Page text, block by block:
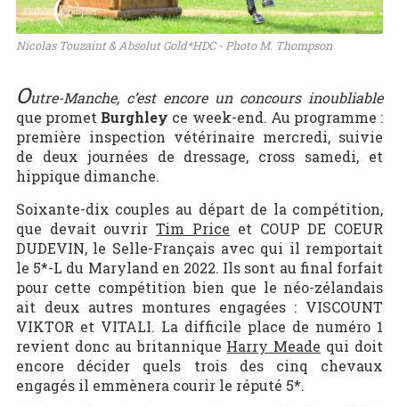
Nicolas Touzaint & Absolut Gold*HDC - Photo M. Thompson
Outre-Manche, c’est encore un concours inoubliable
que promet Burghley ce week-end. Au programme :
première inspection vétérinaire mercredi, suivie
de deux journées de dressage, cross samedi, et
hippique dimanche.
Soixante-dix couples au départ de la compétition,
que devait ouvrirTim Price et COUP DE COEUR
DUDEVIN, le Selle-Français avec qui il remportait
le 5*-L du Maryland en 2022. Ils sont au final forfait
pour cette compétition bien que le néo-zélandais
ait deux autres montures engagées : VISCOUNT
VIKTOR et VITALI. La difficile place de numéro 1
revient donc au britannique Harry Meade qui doit
encore décider quels trois des cinq chevaux
engagés il emmènera courir le réputé 5*.